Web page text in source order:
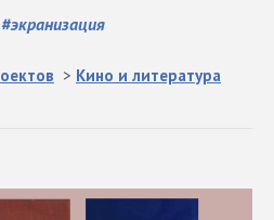
#экранизация
> Кино и литература